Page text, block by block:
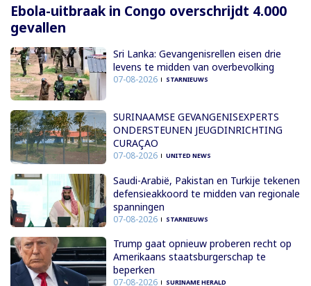
Ebola-uitbraak in Congo overschrijdt 4.000
gevallen
Sri Lanka: Gevangenisrellen eisen drie
levens te midden van overbevolking
07-08-2026 STARNIEUWS
SURINAAMSE GEVANGENISEXPERTS
ONDERSTEUNEN JEUGDINRICHTING
CURAÇAO
07-08-2026 UNITED NEWS
Saudi-Arabië, Pakistan en Turkije tekenen
defensieakkoord te midden van regionale
spanningen
07-08-2026 STARNIEUWS
Trump gaat opnieuw proberen recht op
Amerikaans staatsburgerschap te
beperken
07-08-2026 SURINAME HERALD